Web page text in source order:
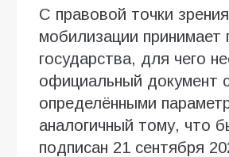
С правовой точки
мобилизации принимает
государства, для чего
официальный документ
определёнными
аналогичный тому, что
подписан 21 сентября